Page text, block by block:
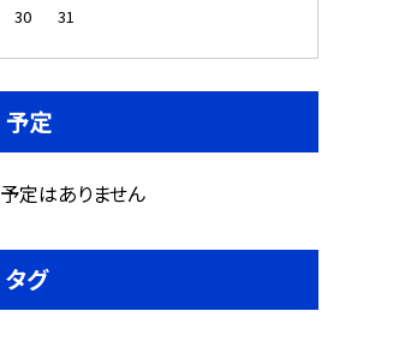
30
31
予定
予定はありません
タグ